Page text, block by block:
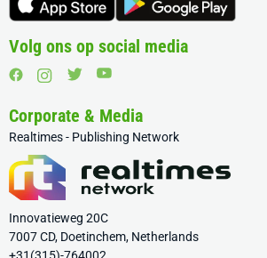
Volg ons op social media
Corporate & Media
Realtimes - Publishing Network
Innovatieweg 20C
7007 CD, Doetinchem, Netherlands